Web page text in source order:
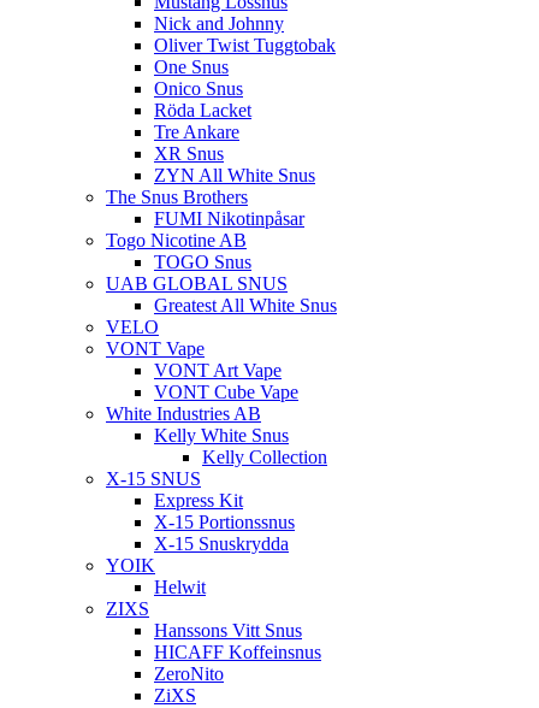
Nick and Johnny
Oliver Twist Tuggtobak
One Snus
Onico Snus
Röda Lacket
Tre Ankare
XR Snus
ZYN All White Snus
The Snus Brothers
FUMI Nikotinpåsar
Togo Nicotine AB
TOGO Snus
UAB GLOBAL SNUS
Greatest All White Snus
VELO
VONT Vape
VONT Art Vape
VONT Cube Vape
White Industries AB
Kelly White Snus
Kelly Collection
X-15 SNUS
Express Kit
X-15 Portionssnus
X-15 Snuskrydda
YOIK
Helwit
ZIXS
Hanssons Vitt Snus
HICAFF Koffeinsnus
ZeroNito
ZiXS